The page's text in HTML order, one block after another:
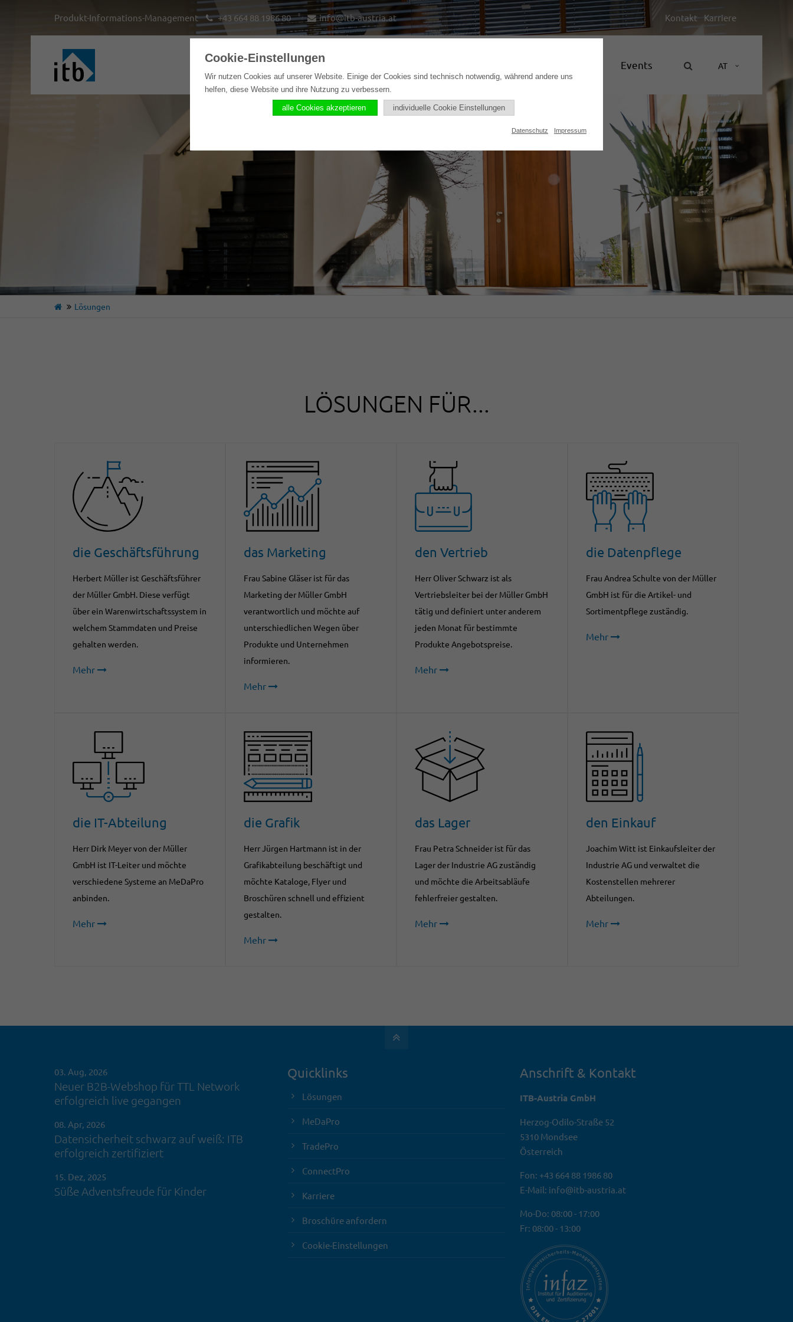
Kontakt Karriere
Produkt-Informations-Management +43 664 88 1986 80 info@itb-austria.at
AT
Home Lösungen Events
Lösungen
LÖSUNGEN FÜR...
die Geschäftsführung
Herbert Müller ist Geschäftsführer
der Müller GmbH. Diese verfügt
über ein Warenwirtschaftssystem in
welchem Stammdaten und Preise
gehalten werden.
Mehr
das Marketing
Frau Sabine Gläser ist für das
Marketing der Müller GmbH
verantwortlich und möchte auf
unterschiedlichen Wegen über
Produkte und Unternehmen
informieren.
Mehr
den Vertrieb
Herr Oliver Schwarz ist als
Vertriebsleiter bei der Müller GmbH
tätig und definiert unter anderem
jeden Monat für bestimmte
Produkte Angebotspreise.
Mehr
die Datenpflege
Frau Andrea Schulte von der Müller
GmbH ist für die Artikel- und
Sortimentpflege zuständig.
Mehr
die IT-Abteilung
Herr Dirk Meyer von der Müller
GmbH ist IT-Leiter und möchte
verschiedene Systeme an MeDaPro
anbinden.
Mehr
die Grafik
Herr Jürgen Hartmann ist in der
Grafikabteilung beschäftigt und
möchte Kataloge, Flyer und
Broschüren schnell und effizient
gestalten.
Mehr
das Lager
Frau Petra Schneider ist für das
Lager der Industrie AG zuständig
und möchte die Arbeitsabläufe
fehlerfreier gestalten.
Mehr
den Einkauf
Joachim Witt ist Einkaufsleiter der
Industrie AG und verwaltet die
Kostenstellen mehrerer
Abteilungen.
Mehr
03. Aug, 2026
Neuer B2B-Webshop für TTL Network
erfolgreich live gegangen
08. Apr, 2026
Datensicherheit schwarz auf weiß: ITB
erfolgreich zertifiziert
15. Dez, 2025
Süße Adventsfreude für Kinder
Quicklinks
Lösungen
MeDaPro
TradePro
ConnectPro
Karriere
Broschüre anfordern
Cookie-Einstellungen
Anschrift & Kontakt
ITB-Austria GmbH
Herzog-Odilo-Straße 52
5310 Mondsee
Österreich
Fon: +43 664 88 1986 80
E-Mail: info@itb-austria.at
Mo-Do: 08:00 - 17:00
Fr: 08:00 - 13:00
Cookie-Einstellungen
Wir nutzen Cookies auf unserer Website. Einige der Cookies sind technisch notwendig, während andere uns
helfen, diese Website und ihre Nutzung zu verbessern.
alle Cookies akzeptieren individuelle Cookie Einstellungen
Datenschutz Impressum